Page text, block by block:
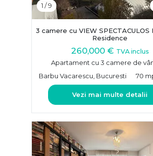
1 /9
3 camere cu VIEW SPECTACULOS
Residence
260,000 € TVA inclus
Apartament cu 3 camere de
Barbu Vacarescu, Bucuresti
70
Vezi mai multe detalii